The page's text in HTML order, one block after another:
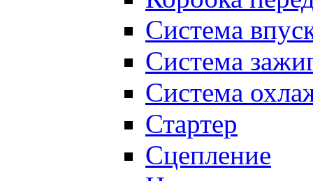
Система
Система
Система
Стартер
Сцепление